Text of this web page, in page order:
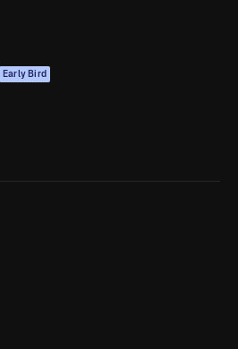
Early Bird